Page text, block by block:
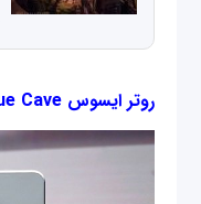
روتر ایسوس Blue Cave